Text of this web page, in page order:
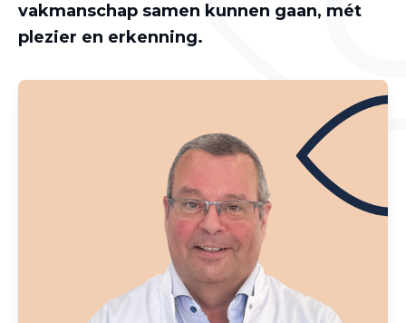
vakmanschap samen kunnen gaan, mét
plezier en erkenning.